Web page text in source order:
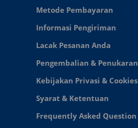
Metode Pembayaran
Informasi Pengiriman
Lacak Pesanan Anda
Pengembalian & Penukaran
Kebijakan Privasi & Cookies
Syarat & Ketentuan
Frequently Asked Question